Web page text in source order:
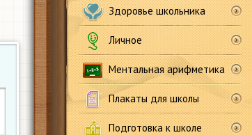
Здоровье школьника
Личное
Ментальная арифметика
Плакаты для школы
Подготовка к школе